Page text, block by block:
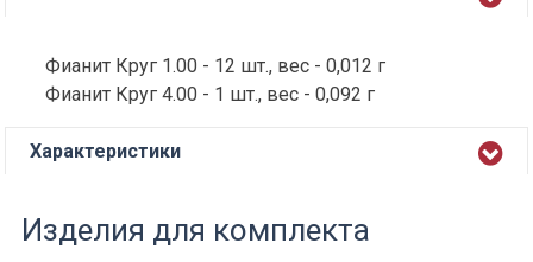
Фианит Круг 1.00 - 12 шт., вес - 0,012 г
Фианит Круг 4.00 - 1 шт., вес - 0,092 г
Характеристики
Изделия для комплекта